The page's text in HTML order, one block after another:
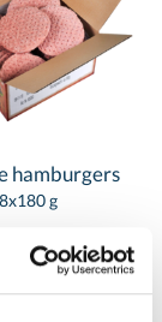
hamburgers
g